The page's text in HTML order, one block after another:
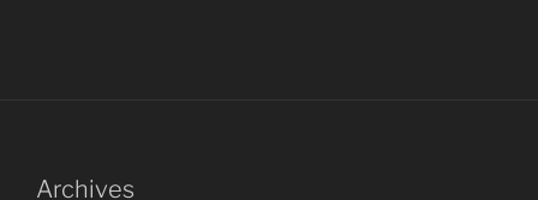
Archives